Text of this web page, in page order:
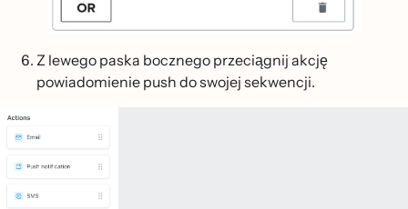
Z lewego paska bocznego przeciągnij akcję
powiadomienie push do swojej sekwencji.